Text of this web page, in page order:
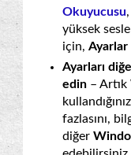
Okuyucusu
yüksek
için, Ayarlar
Ayarları
edin – Artık
fazlasını,
diğer